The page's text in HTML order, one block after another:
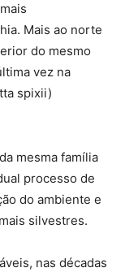
Mais ao norte
do mesmo
vez na
spixii)
mesma família
processo de
do ambiente e
silvestres.
nas décadas